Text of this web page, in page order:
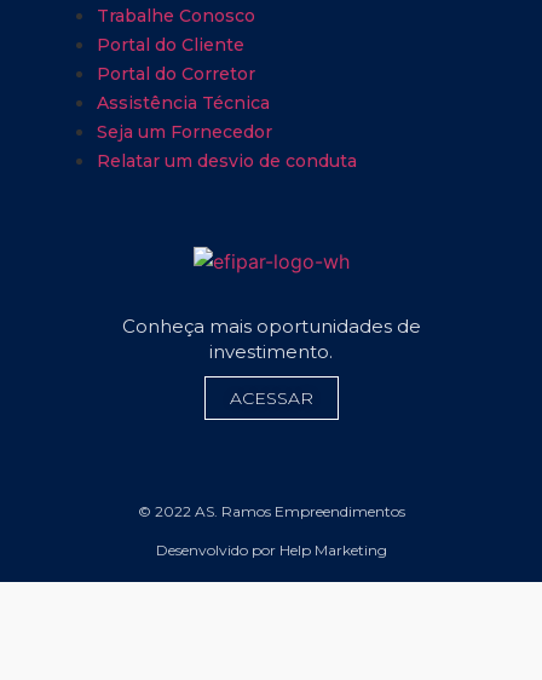
Trabalhe Conosco
Portal do Cliente
Portal do Corretor
Assistência Técnica
Seja um Fornecedor
Relatar um desvio de conduta
Conheça mais oportunidades de
investimento.
ACESSAR
© 2022 AS. Ramos Empreendimentos
Desenvolvido por Help Marketing